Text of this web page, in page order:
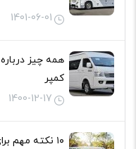
1401-06-01
همه چیز
کمپر
1400-12-17
۱۰ نکته مهم برای خرید و استفاده کمپر و کاروان